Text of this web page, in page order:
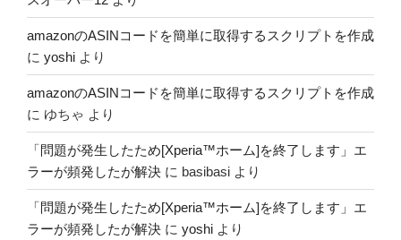
amazonのASINコードを簡単に取得するスクリプトを作成
に yoshi より
amazonのASINコードを簡単に取得するスクリプトを作成
に ゆちゃ より
「問題が発生したため[Xperia™ホーム]を終了します」エ
ラーが頻発したが解決 に basibasi より
「問題が発生したため[Xperia™ホーム]を終了します」エ
ラーが頻発したが解決 に yoshi より